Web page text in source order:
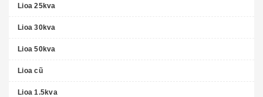
Lioa 25kva
Lioa 30kva
Lioa 50kva
Lioa cũ
Lioa 1.5kva